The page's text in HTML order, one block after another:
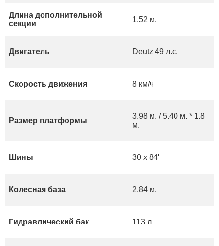
Длина дополнительной
секции
1.52 м.
Двигатель Deutz 49 л.с.
Скорость движения 8 км/ч
Размер платформы
3.98 м. / 5.40 м. * 1.8
м.
Шины 30 x 84'
Колесная база 2.84 м.
Гидравлический бак 113 л.